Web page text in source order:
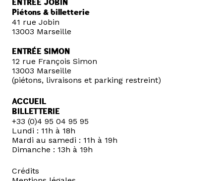
ENTRÉE JOBIN
Piétons & billetterie
41 rue Jobin
13003 Marseille
ENTRÉE SIMON
12 rue François Simon
13003 Marseille
(piétons, livraisons et parking restreint)
ACCUEIL
BILLETTERIE
+33 (0)4 95 04 95 95
Lundi : 11h à 18h
Mardi au samedi : 11h à 19h
Dimanche : 13h à 19h
Crédits